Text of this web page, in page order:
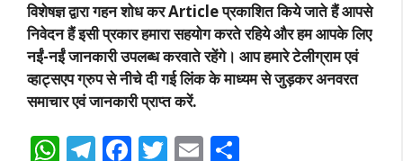
विशेषज्ञ द्वारा गहन शोध कर Article प्रकाशित किये जाते हैं आपसे
निवेदन हैं इसी प्रकार हमारा सहयोग करते रहिये और हम आपके लिए
नईं-नईं जानकारी उपलब्ध करवाते रहेंगे। आप हमारे टेलीग्राम एवं
व्हाट्सएप ग्रुप से नीचे दी गई लिंक के माध्यम से जुड़कर अनवरत
समाचार एवं जानकारी प्राप्त करें.
W T F T E